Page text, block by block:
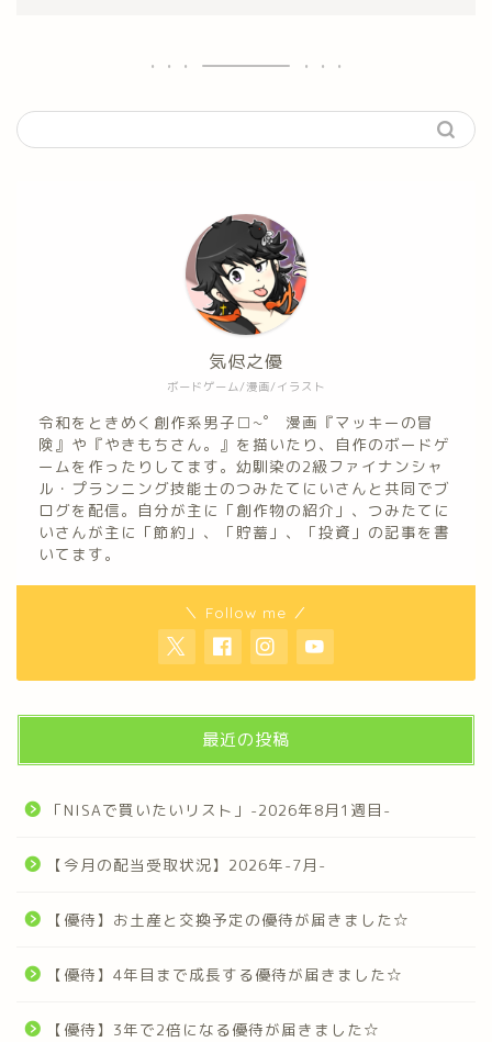
ボードゲーム/漫画/イラスト
気侭之優
令和をときめく創作系男子□~゜ 漫画『マッキーの冒
険』や『やきもちさん。』を描いたり、自作のボードゲ
ームを作ったりしてます。幼馴染の2級ファイナンシャ
ル・プランニング技能士のつみたてにいさんと共同でブ
ログを配信。自分が主に「創作物の紹介」、つみたてに
いさんが主に「節約」、「貯蓄」、「投資」の記事を書
いてます。
＼ Follow me ／
最近の投稿
「NISAで買いたいリスト」-2026年8月1週目-
【今月の配当受取状況】2026年-7月-
【優待】お土産と交換予定の優待が届きました☆
【優待】4年目まで成長する優待が届きました☆
【優待】3年で2倍になる優待が届きました☆